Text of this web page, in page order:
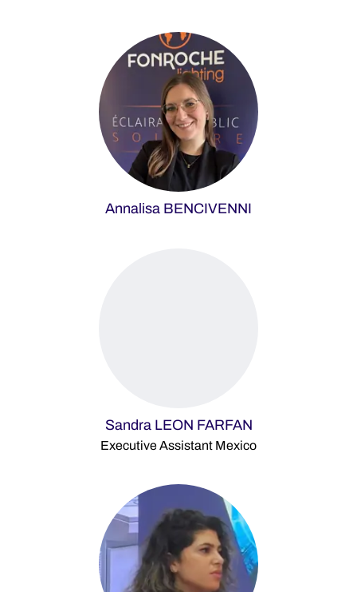
Annalisa BENCIVENNI
Sandra LEON FARFAN
Executive Assistant Mexico